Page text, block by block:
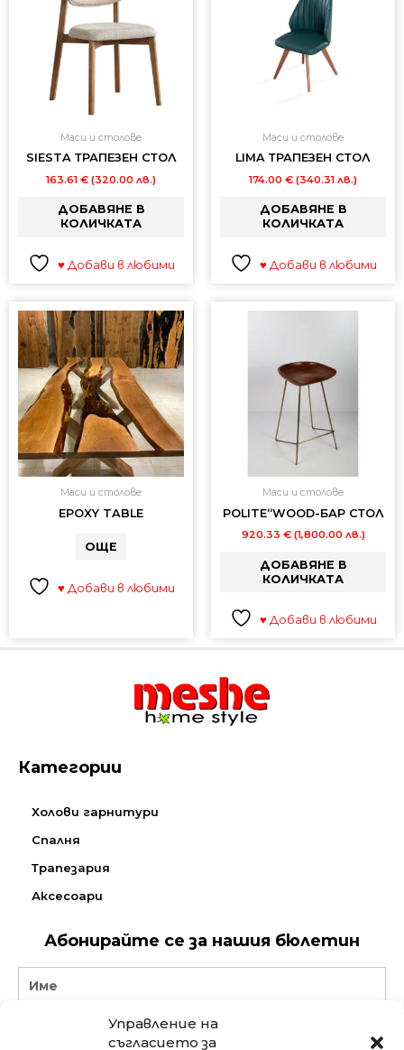
Управление на
съгласието за
Маси и столове
SIESTA ТРАПЕЗЕН СТОЛ
163.61 € (320.00 лв.)
ДОБАВЯНЕ В
КОЛИЧКАТА
♥ Добави в любими
Маси и столове
LIMA ТРАПЕЗЕН СТОЛ
174.00 € (340.31 лв.)
ДОБАВЯНЕ В
КОЛИЧКАТА
♥ Добави в любими
Маси и столове
EPOXY TABLE
ОЩЕ
♥ Добави в любими
Маси и столове
POLITE“WOOD-БАР СТОЛ
920.33 € (1,800.00 лв.)
ДОБАВЯНЕ В
КОЛИЧКАТА
♥ Добави в любими
Категории
Холови гарнитури
Спалня
Трапезария
Аксесоари
Абонирайте се за нашия бюлетин